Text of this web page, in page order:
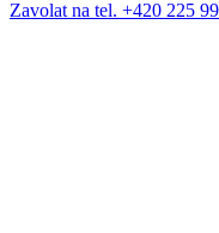
Zavolat na tel. +420 225